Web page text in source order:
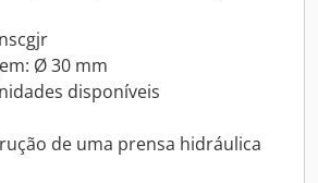
Ø 30 mm
disponíveis
de uma prensa hidráulica